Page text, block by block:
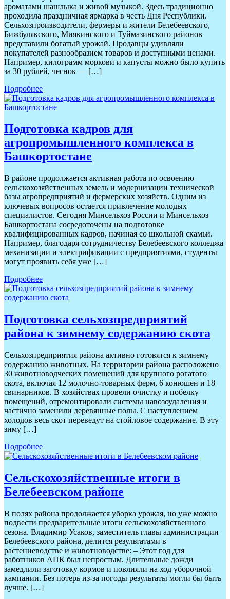
ароматами шашлыка и живой музыкой. Здесь традиционно
проходила праздничная ярмарка в честь Дня Республики.
Сельхозпроизводители, фермеры и жители Белебеевского,
Бижбулякского, Миякинского и Туймазинского районов
представили богатый урожай. Продавцы удивляли
покупателей разнообразием товаров и доступными ценами.
Например, килограмм моркови и капусты можно было купить
за 30 рублей, чеснок — […]
Подробнее
Подготовка кадров для
агропромышленного комплекса в
Башкортостане
В районе продолжается активная работа по освоению
сельскохозяйственных земель и модернизации технической
базы агропредприятий и фермерских хозяйств. Одним из
ключевых вопросов остается привлечение молодых
специалистов. Сегодня Минсельхоз России и Минсельхоз
Башкортостана сосредоточены на подготовке
квалифицированных кадров, начиная со школьной скамьи.
Например, благодаря сотрудничеству Белебеевского колледжа
механизации и электрификации с предприятиями, студенты
могут проявить себя уже […]
Подробнее
Подготовка сельхозпредприятий
района к зимнему содержанию скота
Сельхозпредприятия района активно готовятся к зимнему
содержанию животных. На территории района расположено
30 животноводческих помещений для крупного рогатого
скота, включая 12 молочно-товарных ферм, 6 конюшен и 18
свинарников. В хозяйствах провели очистку и побелку
помещений, отремонтировали системы навозоудаления и
частично заменили деревянные полы. С наступлением
холодов весь скот переведут на стойловое содержание. В эту
зиму […]
Подробнее
Сельскохозяйственные итоги в
Белебеевском районе
В полях района продолжается уборка урожая, но уже можно
подвести предварительные итоги сельскохозяйственного
сезона. Владимир Усаков, заместитель главы администрации
Белебеевского района, делится результатами в
растениеводстве и животноводстве: – Этот год для
работников АПК был непростым. Длительные дожди
замедлили заготовку кормов и повлияли на ход уборочной
кампании. Без потерь из-за погоды результаты могли бы быть
лучше. […]